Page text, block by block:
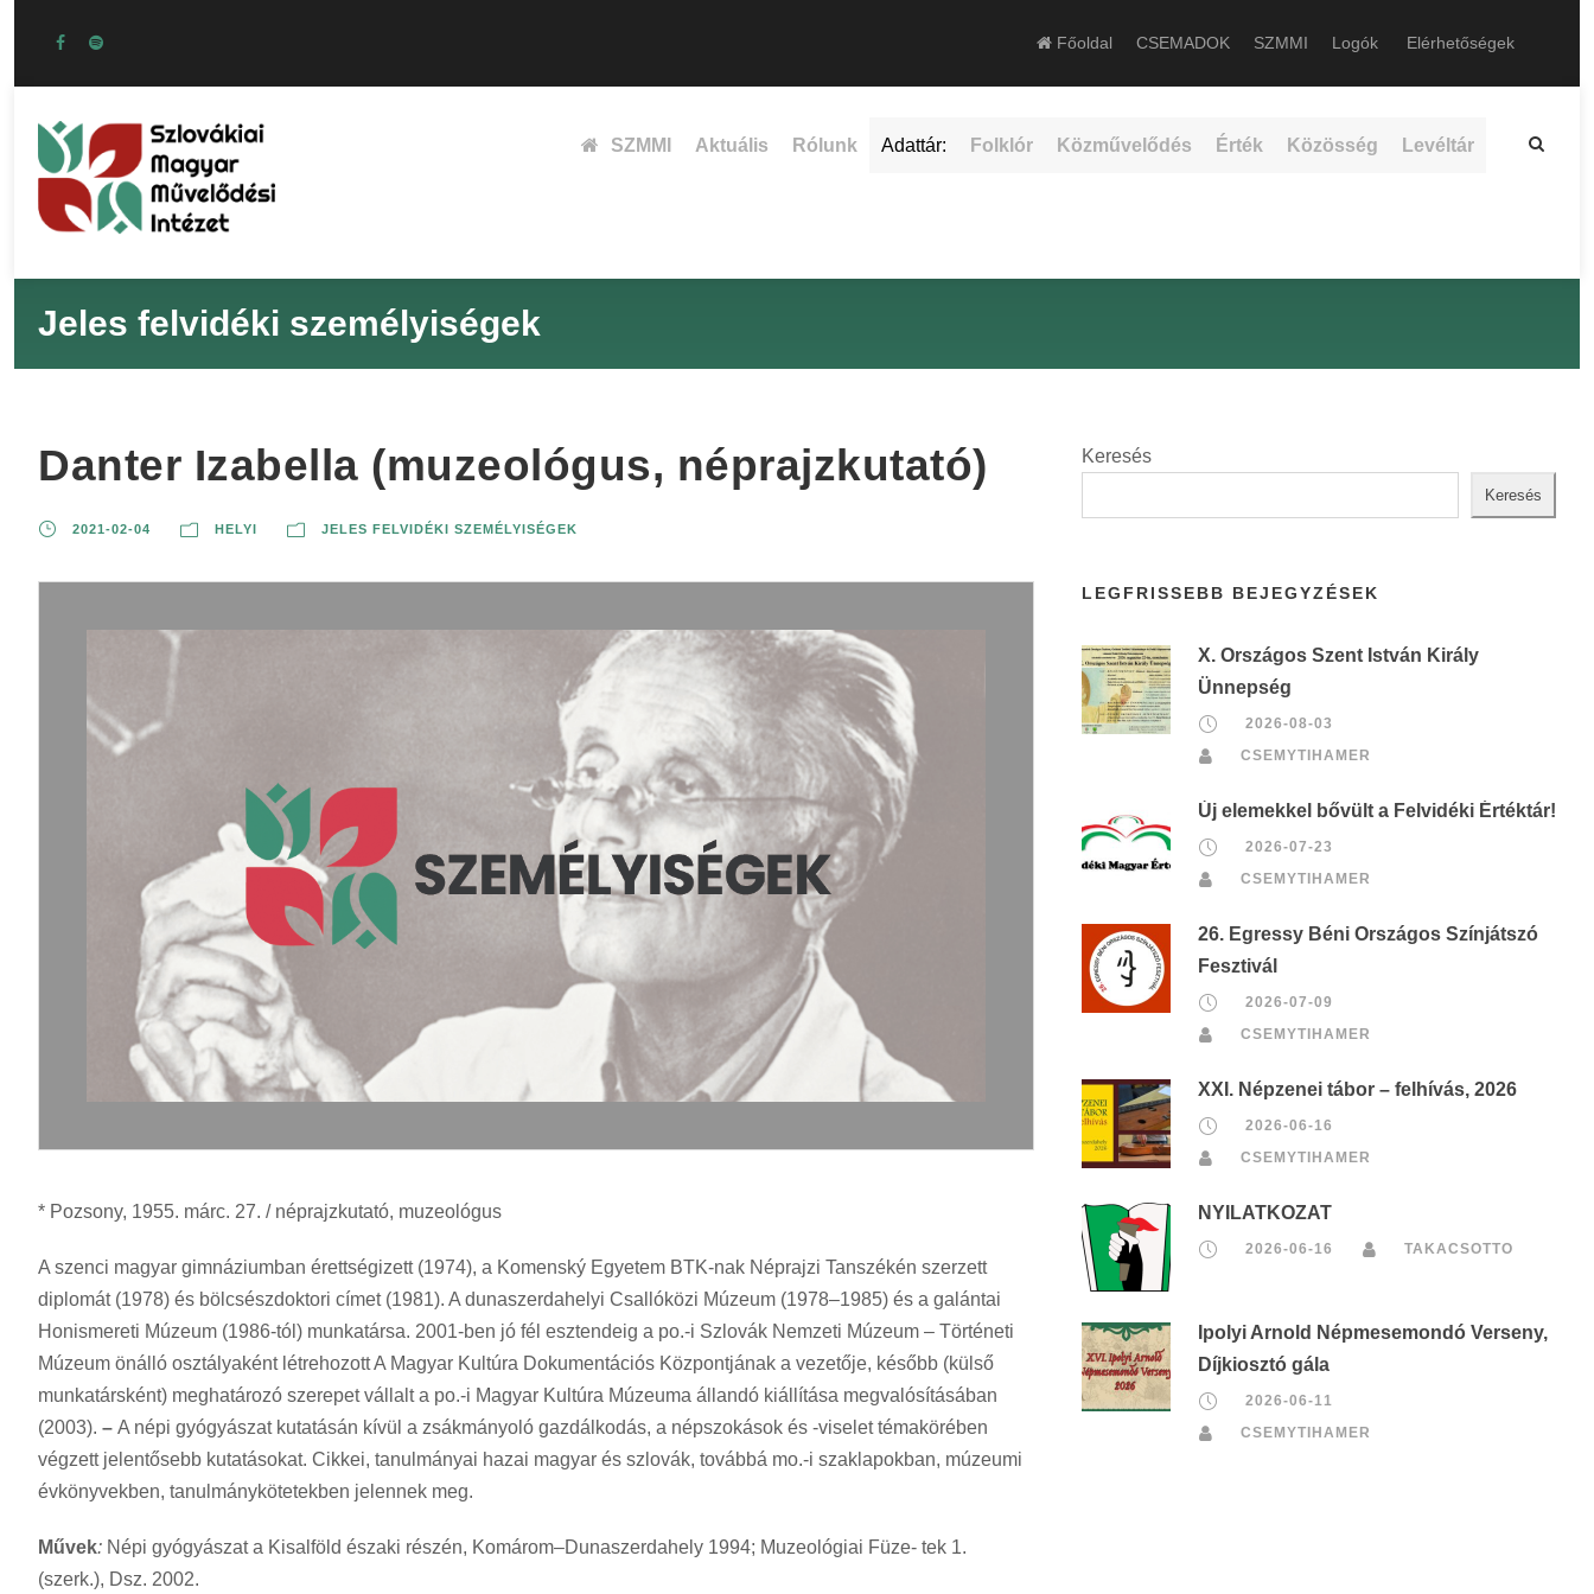
Főoldal CSEMADOK SZMMI Logók Elérhetőségek
SZMMI Aktuális Rólunk Adattár: Folklór Közművelődés Érték Közösség Levéltár
Jeles felvidéki személyiségek
Danter Izabella (muzeológus, néprajzkutató)
2021-02-04 HELYI JELES FELVIDÉKI SZEMÉLYISÉGEK
* Pozsony, 1955. márc. 27. / néprajzkutató, muzeológus
A szenci magyar gimnáziumban érettségizett (1974), a Komenský Egyetem BTK-nak Néprajzi Tanszékén szerzett
diplomát (1978) és bölcsészdoktori címet (1981). A dunaszerdahelyi Csallóközi Múzeum (1978–1985) és a galántai
Honismereti Múzeum (1986-tól) munkatársa. 2001-ben jó fél esztendeig a po.-i Szlovák Nemzeti Múzeum – Történeti
Múzeum önálló osztályaként létrehozott A Magyar Kultúra Dokumentációs Központjának a vezetője, később (külső
munkatársként) meghatározó szerepet vállalt a po.-i Magyar Kultúra Múzeuma állandó kiállítása megvalósításában
(2003). – A népi gyógyászat kutatásán kívül a zsákmányoló gazdálkodás, a népszokások és -viselet témakörében
végzett jelentősebb kutatásokat. Cikkei, tanulmányai hazai magyar és szlovák, továbbá mo.-i szaklapokban, múzeumi
évkönyvekben, tanulmánykötetekben jelennek meg.
Művek: Népi gyógyászat a Kisalföld északi részén, Komárom–Dunaszerdahely 1994; Muzeológiai Füze- tek 1.
(szerk.), Dsz. 2002.
Keresés
Keresés
LEGFRISSEBB BEJEGYZÉSEK
X. Országos Szent István Király
Ünnepség
2026-08-03
CSEMYTIHAMER
Új elemekkel bővült a Felvidéki Értéktár!
2026-07-23
CSEMYTIHAMER
26. Egressy Béni Országos Színjátszó
Fesztivál
2026-07-09
CSEMYTIHAMER
XXI. Népzenei tábor – felhívás, 2026
2026-06-16
CSEMYTIHAMER
NYILATKOZAT
2026-06-16 TAKACSOTTO
Ipolyi Arnold Népmesemondó Verseny,
Díjkiosztó gála
2026-06-11
CSEMYTIHAMER